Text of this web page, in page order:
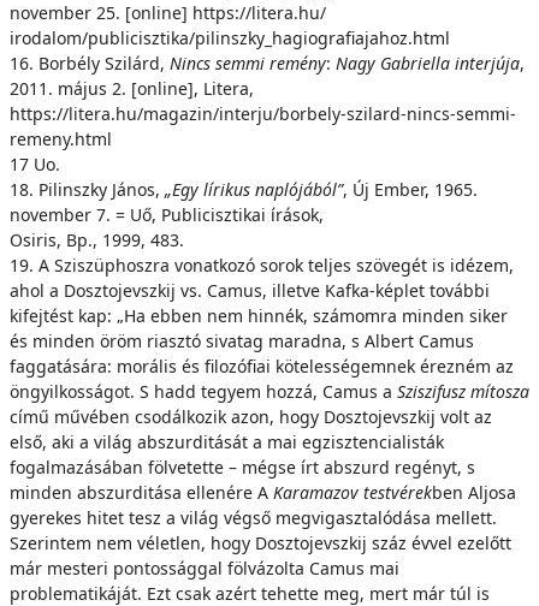
november 25. [online] https://litera.hu/
irodalom/publicisztika/pilinszky_hagiografiajahoz.html
16. Borbély Szilárd, Nincs semmi remény: Nagy Gabriella interjúja,
2011. május 2. [online], Litera,
https://litera.hu/magazin/interju/borbely-szilard-nincs-semmi-
remeny.html
17 Uo.
18. Pilinszky János, „Egy lírikus naplójából”, Új Ember, 1965.
november 7. = Uő, Publicisztikai írások,
Osiris, Bp., 1999, 483.
19. A Sziszüphoszra vonatkozó sorok teljes szövegét is idézem,
ahol a Dosztojevszkij vs. Camus, illetve Kafka-képlet további
kifejtést kap: „Ha ebben nem hinnék, számomra minden siker
és minden öröm riasztó sivatag maradna, s Albert Camus
faggatására: morális és filozófiai kötelességemnek érezném az
öngyilkosságot. S hadd tegyem hozzá, Camus a Sziszifusz mítosza
című művében csodálkozik azon, hogy Dosztojevszkij volt az
első, aki a világ abszurditását a mai egzisztencialisták
fogalmazásában fölvetette – mégse írt abszurd regényt, s
minden abszurditása ellenére A Karamazov testvérekben Aljosa
gyerekes hitet tesz a világ végső megvigasztalódása mellett.
Szerintem nem véletlen, hogy Dosztojevszkij száz évvel ezelőtt
már mesteri pontossággal fölvázolta Camus mai
problematikáját. Ezt csak azért tehette meg, mert már túl is